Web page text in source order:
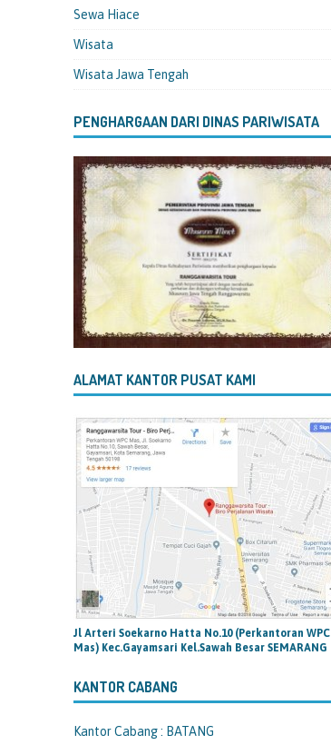
Sewa Hiace
Wisata
Wisata Jawa Tengah
PENGHARGAAN DARI DINAS PARIWISATA
ALAMAT KANTOR PUSAT KAMI
Jl Arteri Soekarno Hatta No.10 (Perkantoran WPC
Mas) Kec.Gayamsari Kel.Sawah Besar SEMARANG
KANTOR CABANG
Kantor Cabang : BATANG